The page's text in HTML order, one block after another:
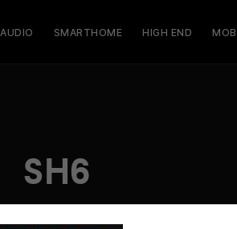
AUDIO SMARTHOME HIGH END
SH6